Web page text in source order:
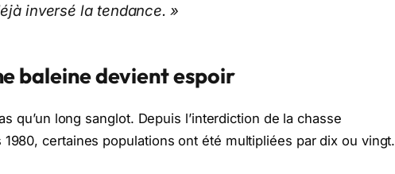
inversé la tendance. »
baleine devient espoir
qu’un long sanglot. Depuis l’interdiction de la chasse
certaines populations ont été multipliées par dix ou vingt.